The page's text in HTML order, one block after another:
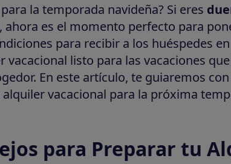
la temporada navideña? Si eres
, ahora es el momento perfecto para
para recibir a los huéspedes
vacacional listo para las vacaciones
En este artículo, te guiaremos
vacacional para la próxima
para Preparar tu